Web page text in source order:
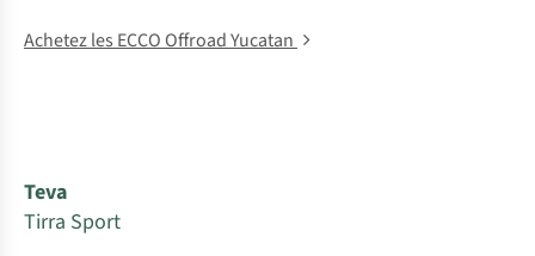
Achetez les ECCO Offroad Yucatan
Teva
Tirra Sport